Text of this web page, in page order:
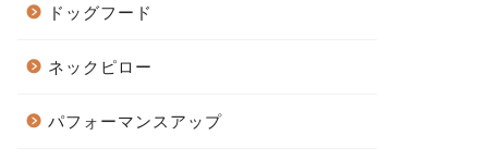
ドッグフード
ネックピロー
パフォーマンスアップ